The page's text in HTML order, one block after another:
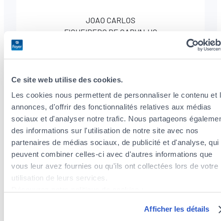
Ce site web utilise des cookies.
Les cookies nous permettent de personnaliser le contenu et
annonces, d'offrir des fonctionnalités relatives aux médias
sociaux et d'analyser notre trafic. Nous partageons
des informations sur l'utilisation de notre site avec nos
partenaires de médias sociaux, de publicité et d'analyse, qui
peuvent combiner celles-ci avec d'autres informations que
vous leur avez fournies ou qu'ils ont collectées lors de votre
utilisation de leurs services.
Afficher les détails
JOAO CARLOS
FIGUEIREDO DE CARVALHO
27991101
CHRISTIANE SOPHIE
Matricule CAA : 2024AG058